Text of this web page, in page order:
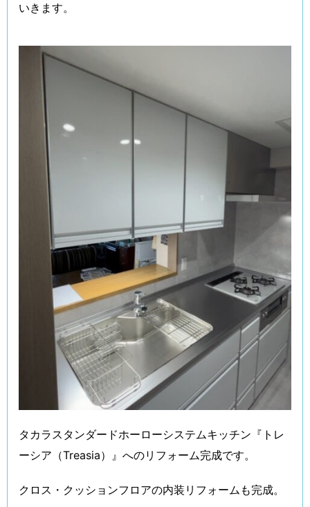
いきます。
タカラスタンダードホーローシステムキッチン『トレ
ーシア（Treasia）』へのリフォーム完成です。
クロス・クッションフロアの内装リフォームも完成。